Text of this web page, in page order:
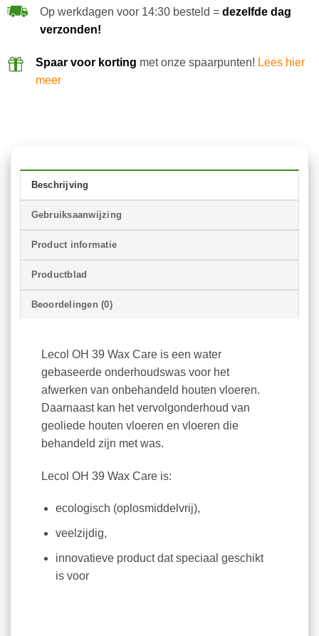
Op werkdagen voor 14:30 besteld = dezelfde dag
verzonden!
Spaar voor korting met onze spaarpunten! Lees hier
meer
Beschrijving
Gebruiksaanwijzing
Product informatie
Productblad
Beoordelingen (0)
Lecol OH 39 Wax Care is een water
gebaseerde onderhoudswas voor het
afwerken van onbehandeld houten vloeren.
Daarnaast kan het vervolgonderhoud van
geoliede houten vloeren en vloeren die
behandeld zijn met was.
Lecol OH 39 Wax Care is:
ecologisch (oplosmiddelvrij),
veelzijdig,
innovatieve product dat speciaal geschikt
is voor